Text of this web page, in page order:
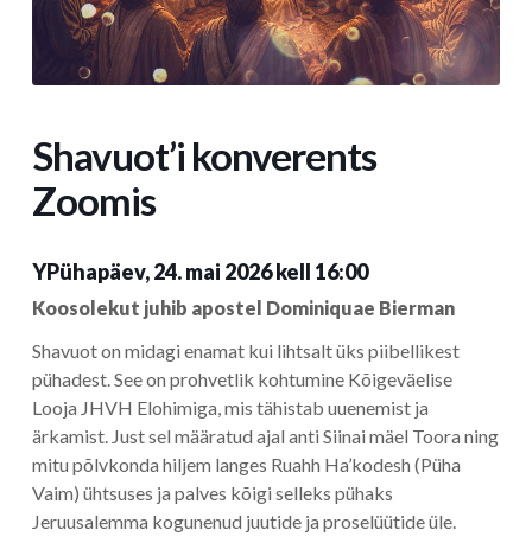
Shavuot’i konverents
Zoomis
YPühapäev, 24. mai 2026 kell 16:00
Koosolekut juhib apostel Dominiquae Bierman
Shavuot on midagi enamat kui lihtsalt üks piibellikest
pühadest. See on prohvetlik kohtumine Kõigeväelise
Looja JHVH Elohimiga, mis tähistab uuenemist ja
ärkamist. Just sel määratud ajal anti Siinai mäel Toora ning
mitu põlvkonda hiljem langes Ruahh Ha’kodesh (Püha
Vaim) ühtsuses ja palves kõigi selleks pühaks
Jeruusalemma kogunenud juutide ja proselüütide üle.